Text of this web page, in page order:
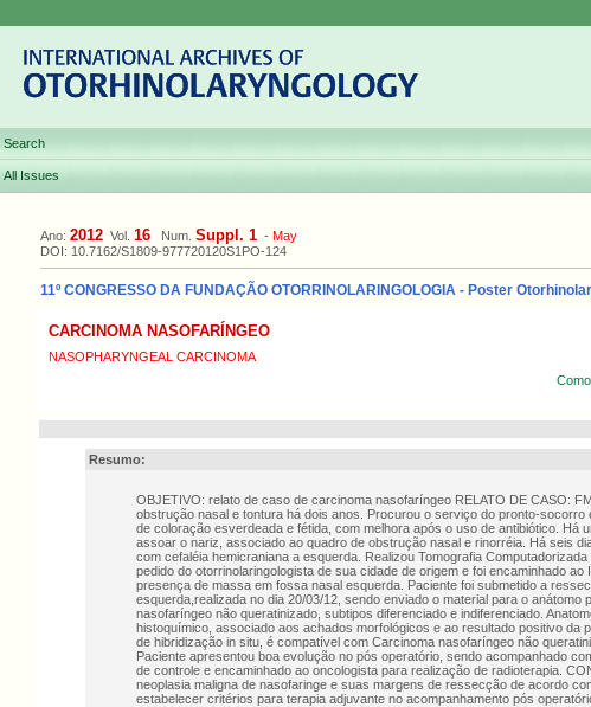
Search
All Issues
Ano: 2012Vol. 16Num. Suppl. 1- May
DOI: 10.7162/S1809-977720120S1PO-124
11º CONGRESSO DA FUNDAÇÃO OTORRINOLARINGOLOGIA - Poster
CARCINOMA NASOFARÍNGEO
NASOPHARYNGEAL CARCINOMA
Resumo:
OBJETIVO: relato de caso de carcinoma nasofaríngeo RELATO DE CASO:
obstrução nasal e tontura há dois anos. Procurou o serviço do pronto-socorro
de coloração esverdeada e fétida, com melhora após o uso de antibiótico. Há
assoar o nariz, associado ao quadro de obstrução nasal e rinorréia. Há seis
com cefaléia hemicraniana a esquerda. Realizou Tomografia
pedido do otorrinolaringologista de sua cidade de origem e foi encaminhado
presença de massa em fossa nasal esquerda. Paciente foi submetido a
esquerda,realizada no dia 20/03/12, sendo enviado o material para o anátomo
nasofaríngeo não queratinizado, subtipos diferenciado e indiferenciado.
histoquímico, associado aos achados morfológicos e ao resultado positivo da
de hibridização in situ, é compatível com Carcinoma nasofaríngeo não
Paciente apresentou boa evolução no pós operatório, sendo acompanhado
de controle e encaminhado ao oncologista para realização de radioterapia.
neoplasia maligna de nasofaringe e suas margens de ressecção de acordo
estabelecer critérios para terapia adjuvante no acompanhamento pós